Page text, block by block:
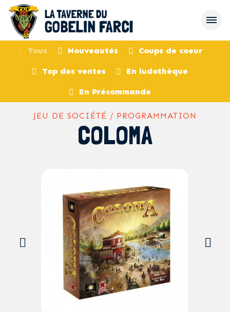
Tous Nouveautés Coups de coeur
Top des ventes En ludothèque
En Précommande
JEU DE SOCIÉTÉ / PROGRAMMATION
COLOMA